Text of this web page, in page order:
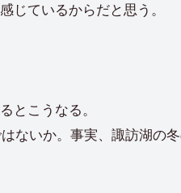
じているからだと思う。
とこうなる。
ないか。事実、諏訪湖の